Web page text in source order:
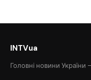
INTVua
Головні новини України